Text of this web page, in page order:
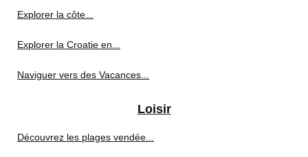
Explorer la côte...
Explorer la Croatie en...
Naviguer vers des Vacances...
Loisir
Découvrez les plages vendée...